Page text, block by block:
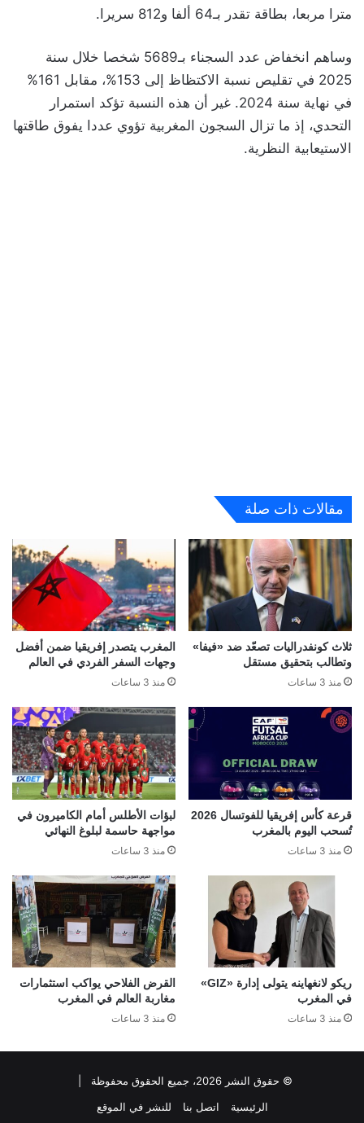
مترا مربعا، بطاقة تقدر بـ64 ألفا و812 سريرا.
وساهم انخفاض عدد السجناء بـ5689 شخصا خلال سنة
2025 في تقليص نسبة الاكتظاظ إلى 153%، مقابل 161%
في نهاية سنة 2024. غير أن هذه النسبة تؤكد استمرار
التحدي، إذ ما تزال السجون المغربية تؤوي عددا يفوق طاقتها
الاستيعابية النظرية.
مقالات ذات صلة
ثلاث كونفدراليات تصعّد ضد «فيفا»
وتطالب بتحقيق مستقل
منذ 3 ساعات
المغرب يتصدر إفريقيا ضمن أفضل
وجهات السفر الفردي في العالم
منذ 3 ساعات
قرعة كأس إفريقيا للفوتسال 2026
تُسحب اليوم بالمغرب
منذ 3 ساعات
لبؤات الأطلس أمام الكاميرون في
مواجهة حاسمة لبلوغ النهائي
منذ 3 ساعات
ريكو لانغهاينه يتولى إدارة «GIZ»
في المغرب
منذ 3 ساعات
القرض الفلاحي يواكب استثمارات
مغاربة العالم في المغرب
منذ 3 ساعات
© حقوق النشر 2026، جميع الحقوق محفوظة |
الرئيسية
اتصل بنا للنشر في الموقع